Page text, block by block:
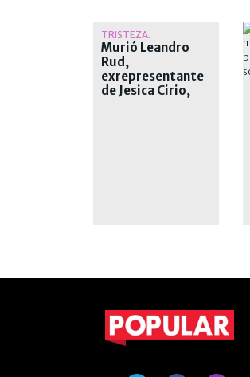
TRISTEZA.
Murió Leandro
Rud,
exrepresentante
de Jesica Cirio,